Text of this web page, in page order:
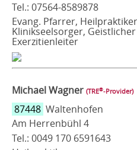
Tel.: 07564-8589878
Evang. Pfarrer,
Klinikseelsorger,
Exerzitienleiter
Michael Wagner (TRE®‑Provider)
87448 Waltenhofen
Am Herrenbühl 4
Tel.: 0049 170 6591643